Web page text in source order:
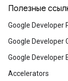
Полезные
Google Developer
Google Developer
Google Developer
Accelerators